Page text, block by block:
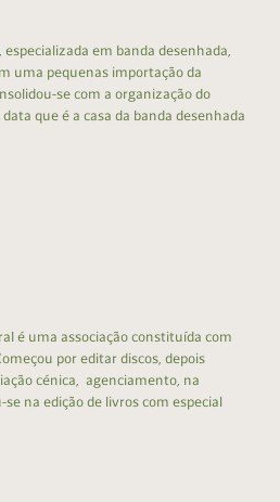
em banda desenhada,
uma pequenas importação da
se com a organização do
que é a casa da banda desenhada
é uma associação constituída com
por editar discos, depois
cénica, agenciamento, na
na edição de livros com especial